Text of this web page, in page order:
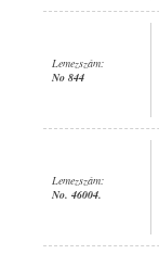
Lemezszám:
No 844
Lemezszám:
No. 46004.